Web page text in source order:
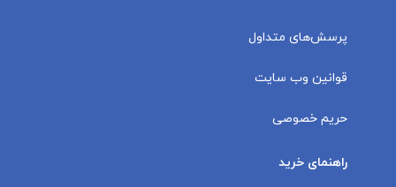
پرسش‌های متداول
قوانین وب سایت
حریم خصوصی
راهنمای خرید